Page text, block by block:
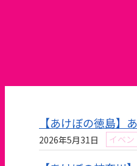
【あけぼの徳島】
2026年5月31日 イベ